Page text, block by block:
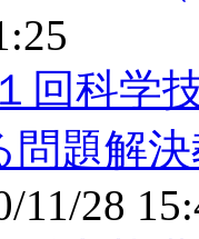
回科学
問題解
11/28